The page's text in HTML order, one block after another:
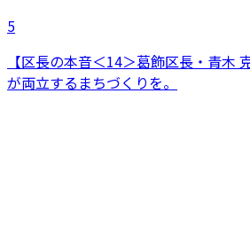
5
【区長の本音＜14＞葛飾区長・青木
が両立するまちづくりを。